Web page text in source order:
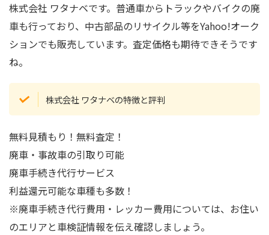
株式会社 ワタナベです。普通車からトラックやバイクの廃
車も行っており、中古部品のリサイクル等をYahoo!オーク
ションでも販売しています。査定価格も期待できそうです
ね。
株式会社 ワタナベの特徴と評判
無料見積もり！無料査定！
廃車・事故車の引取り可能
廃車手続き代行サービス
利益還元可能な車種も多数！
※廃車手続き代行費用・レッカー費用については、お住い
のエリアと車検証情報を伝え確認しましょう。